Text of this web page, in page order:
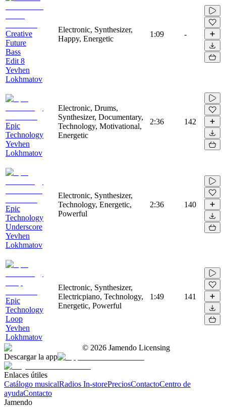
Creative
Future
Bass
Edit 8
Yevhen
Lokhmatov
Electronic, Synthesizer,
Happy, Energetic
1:09 -
Epic
Technology
Yevhen
Lokhmatov
Electronic, Drums,
Synthesizer, Documentary,
Technology, Motivational,
Energetic
2:36 142
Epic
Technology
Underscore
Yevhen
Lokhmatov
Electronic, Synthesizer,
Technology, Energetic,
Powerful
2:36 140
Epic
Technology
Loop
Yevhen
Lokhmatov
Electronic, Synthesizer,
Electricpiano, Technology,
Energetic, Powerful
1:49 141
© 2026 Jamendo Licensing
Descargar la app
Enlaces útiles
Catálogo musicalRadios In-storePreciosContactoCentro de
ayudaContacto
Jamendo